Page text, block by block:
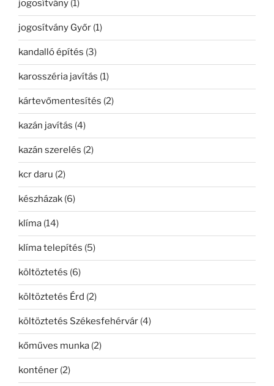
jogosítvány (1)
jogosítvány Győr (1)
kandalló építés (3)
karosszéria javítás (1)
kártevőmentesítés (2)
kazán javítás (4)
kazán szerelés (2)
kcr daru (2)
készházak (6)
klíma (14)
klíma telepítés (5)
költöztetés (6)
költöztetés Érd (2)
költöztetés Székesfehérvár (4)
kőműves munka (2)
konténer (2)